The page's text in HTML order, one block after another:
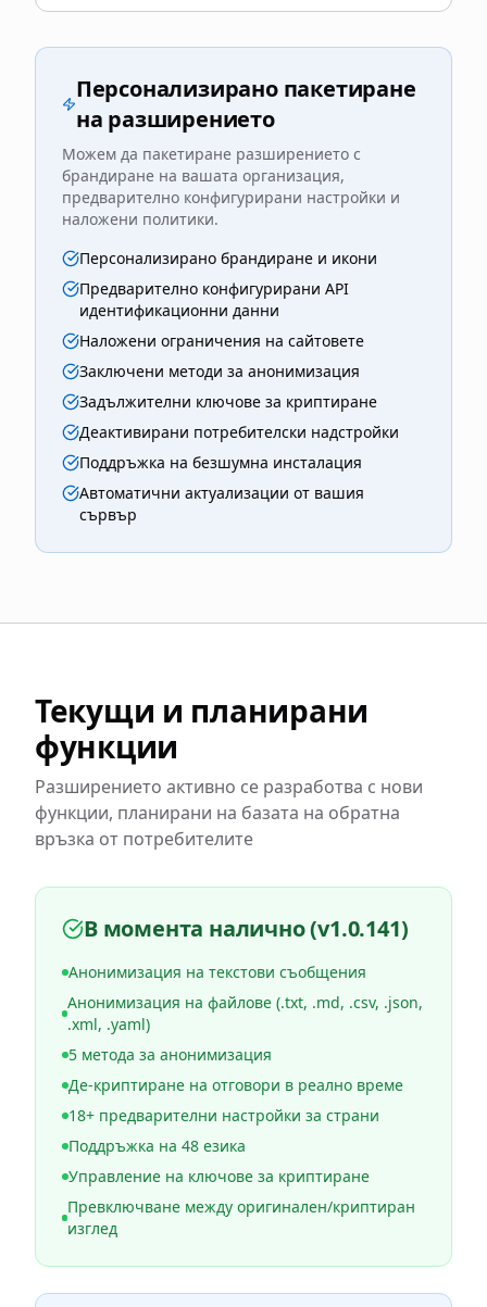
Персонализирано пакетиране
на разширението
Можем да пакетиране разширението с
брандиране на вашата организация,
предварително конфигурирани настройки и
наложени политики.
Персонализирано брандиране и икони
Предварително конфигурирани API
идентификационни данни
Наложени ограничения на сайтовете
Заключени методи за анонимизация
Задължителни ключове за криптиране
Деактивирани потребителски надстройки
Поддръжка на безшумна инсталация
Автоматични актуализации от вашия
сървър
Текущи и планирани
функции
Разширението активно се разработва с нови
функции, планирани на базата на обратна
връзка от потребителите
В момента налично (v1.0.141)
Анонимизация на текстови съобщения
Анонимизация на файлове (.txt, .md, .csv, .json,
.xml, .yaml)
5 метода за анонимизация
Де-криптиране на отговори в реално време
18+ предварителни настройки за страни
Поддръжка на 48 езика
Управление на ключове за криптиране
Превключване между оригинален/криптиран
изглед